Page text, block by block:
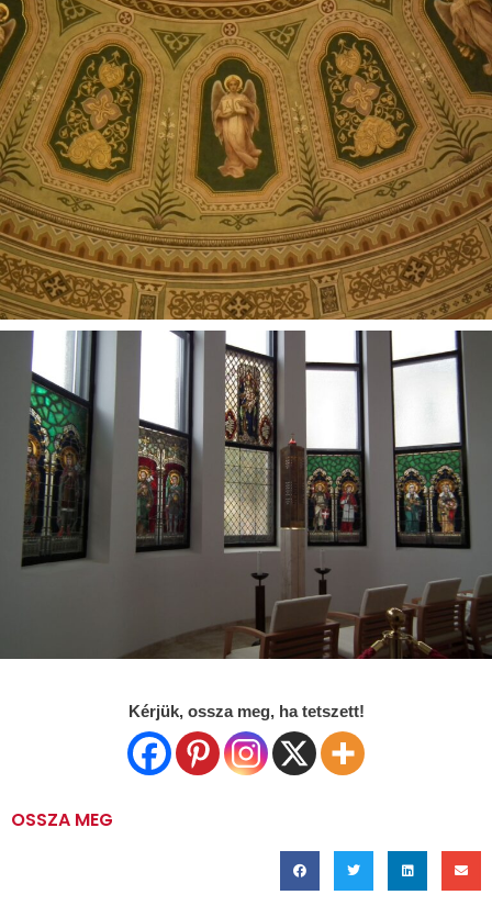
Kérjük, ossza meg, ha tetszett!
OSSZA MEG